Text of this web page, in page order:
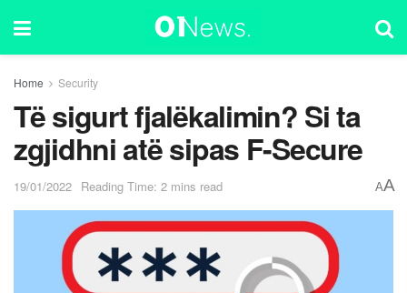
Home Security
Të sigurt fjalëkalimin? Si ta
zgjidhni atë sipas F-Secure
19/01/2022 Reading Time: 2 mins read AA